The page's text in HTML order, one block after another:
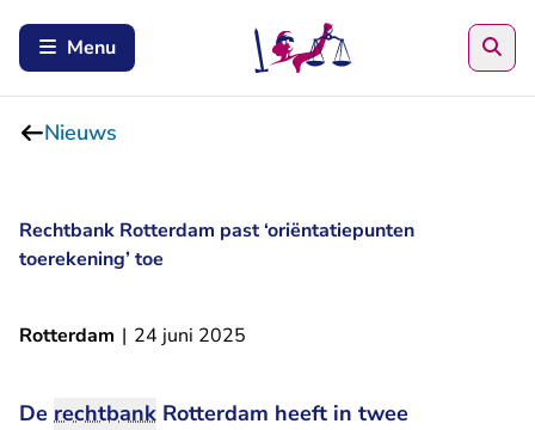
Menu
Nieuws
Rechtbank Rotterdam past ‘oriëntatiepunten
toerekening’ toe
Rotterdam | 24 juni 2025
De rechtbank Rotterdam heeft in twee